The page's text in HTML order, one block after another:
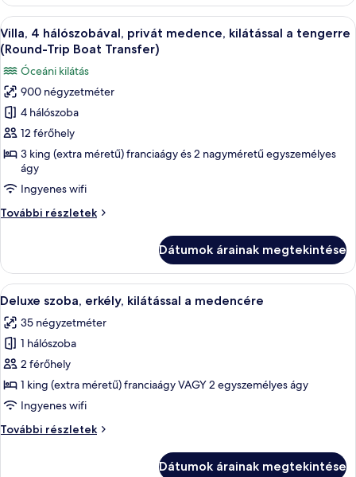
(Round-
Trip
Boat
Transfer)
kilátással
a
tengerre
(Round-
Trip
Boat
Transfer)
további
részletei
A
következő
szoba
összes
képének
megtekintése:
Villa,
4
hálószobával,
privát
medence,
tengerre
(Round-
Trip
Boat
Transfer)
Egy tengerparti ingatlan légi
26
Villa, 4 hálószobával, privát medence, kilátással a tengerre
(Round-Trip Boat Transfer)
Óceáni kilátás
900 négyzetméter
4 hálószoba
12 férőhely
3 king (extra méretű) franciaágy és 2 nagyméretű egyszemélyes
ágy
Ingyenes wifi
További részletek
Villa,
medence,
kilátással
a
(Round-
Trip
Transfer)
további
részletei
Dátumok árainak megtekintése
A
következő
szoba
összes
képének
megtekintése:
Deluxe
erkély,
Egy modern szállodai szoba két
8
Deluxe szoba, erkély, kilátással a medencére
35 négyzetméter
1 hálószoba
2 férőhely
1 king (extra méretű) franciaágy VAGY 2 egyszemélyes ágy
Ingyenes wifi
További részletek
Deluxe
Dátumok árainak megtekintése